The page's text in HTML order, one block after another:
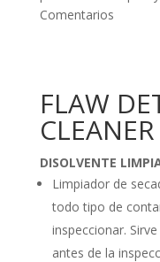
Comentarios
FLAW
CLEANER
DISOLVENTE
Limpiador de
todo tipo de
inspeccionar.
antes de la